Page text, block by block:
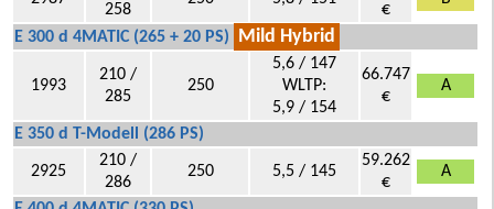
258 €
E 300 d 4MATIC (265 + 20 PS) Mild Hybrid
1993
210 /
285
250
5,6 / 147
WLTP:
5,9 / 154
66.747
€
A
E 350 d T-Modell (286 PS)
2925
210 /
286
250 5,5 / 145
59.262
€
A